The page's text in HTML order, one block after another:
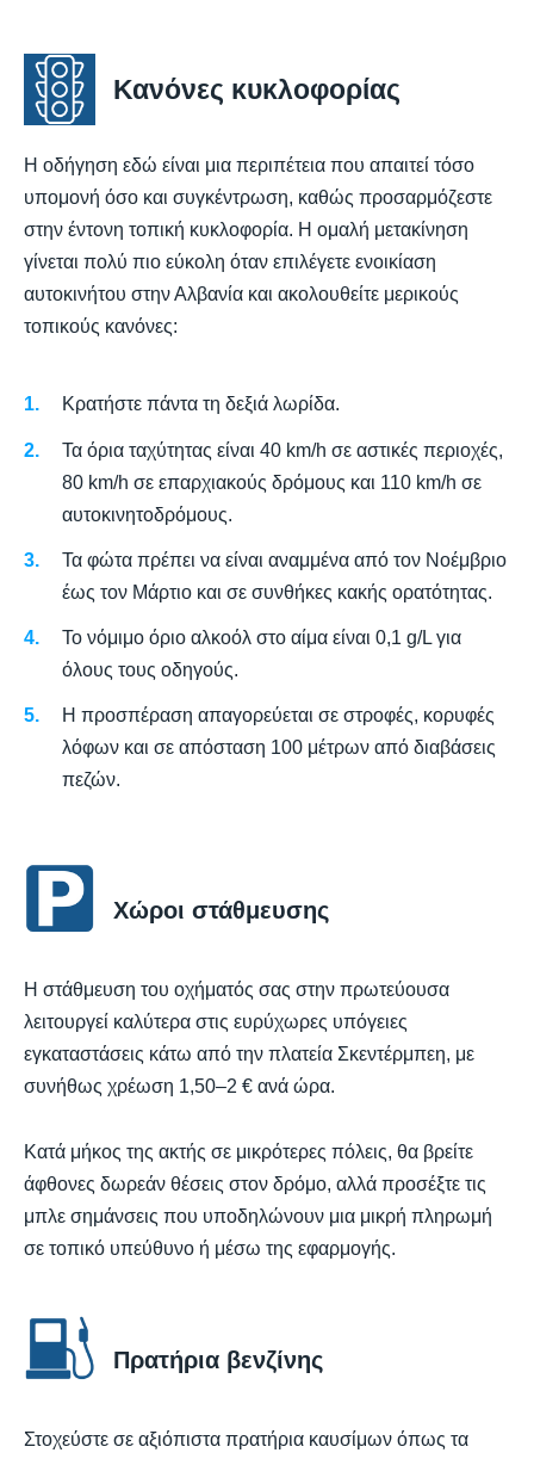
Κανόνες κυκλοφορίας
Η οδήγηση εδώ είναι μια περιπέτεια που απαιτεί τόσο
υπομονή όσο και συγκέντρωση, καθώς προσαρμόζεστε
στην έντονη τοπική κυκλοφορία. Η ομαλή μετακίνηση
γίνεται πολύ πιο εύκολη όταν επιλέγετε ενοικίαση
αυτοκινήτου στην Αλβανία και ακολουθείτε μερικούς
τοπικούς κανόνες:
Κρατήστε πάντα τη δεξιά λωρίδα.
Τα όρια ταχύτητας είναι 40 km/h σε αστικές περιοχές,
80 km/h σε επαρχιακούς δρόμους και 110 km/h σε
αυτοκινητοδρόμους.
Τα φώτα πρέπει να είναι αναμμένα από τον Νοέμβριο
έως τον Μάρτιο και σε συνθήκες κακής ορατότητας.
Το νόμιμο όριο αλκοόλ στο αίμα είναι 0,1 g/L για
όλους τους οδηγούς.
Η προσπέραση απαγορεύεται σε στροφές, κορυφές
λόφων και σε απόσταση 100 μέτρων από διαβάσεις
πεζών.
Χώροι στάθμευσης
Η στάθμευση του οχήματός σας στην πρωτεύουσα
λειτουργεί καλύτερα στις ευρύχωρες υπόγειες
εγκαταστάσεις κάτω από την πλατεία Σκεντέρμπεη, με
συνήθως χρέωση 1,50–2 € ανά ώρα.
Κατά μήκος της ακτής σε μικρότερες πόλεις, θα βρείτε
άφθονες δωρεάν θέσεις στον δρόμο, αλλά προσέξτε τις
μπλε σημάνσεις που υποδηλώνουν μια μικρή πληρωμή
σε τοπικό υπεύθυνο ή μέσω της εφαρμογής.
Πρατήρια βενζίνης
Στοχεύστε σε αξιόπιστα πρατήρια καυσίμων όπως τα